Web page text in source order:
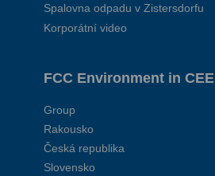
Spalovna odpadu v Zistersdorfu
Korporátní video
FCC Environment in CEE
Group
Rakousko
Česká republika
Slovensko